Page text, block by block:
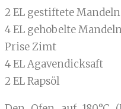
2 EL gestiftete Mandeln
4 EL gehobelte
Prise Zimt
4 EL Agavendicksaft
2 EL Rapsöl